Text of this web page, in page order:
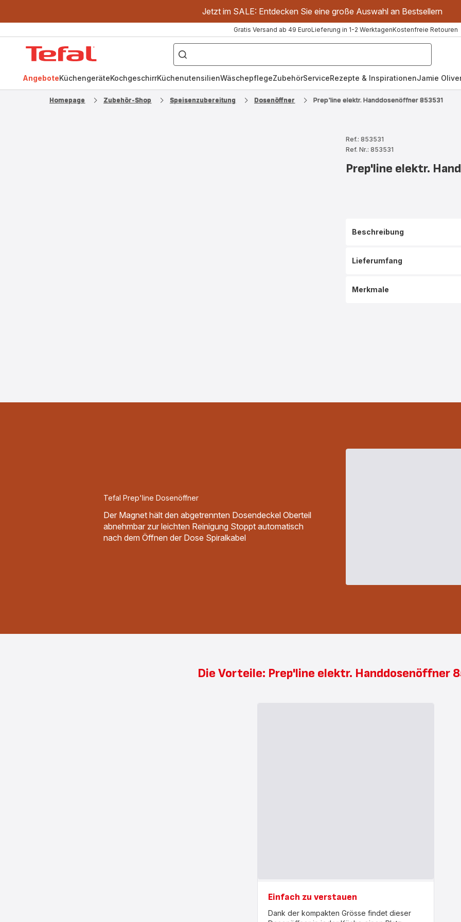
Jetzt im SALE: Entdecken Sie eine große Auswahl an Bestsellern
Gratis Versand ab 49 EuroLieferung in 1-2 WerktagenKostenfreie Retouren
["OptiGrill","Easy
Fry","Pfanne"]
AngeboteKüchengeräteKochgeschirrKüchenutensilienWäschepflegeZubehörServiceRezepte & InspirationenJamie
Homepage Zubehör-Shop Speisenzubereitung Dosenöffner Prep'line elektr. Handdosenöffner 853531
Ref.: 853531
Ref. Nr.: 853531
Prep'line elektr.
Beschreibung
Lieferumfang
Merkmale
Tefal Prep'line Dosenöffner
Der Magnet hält den abgetrennten Dosendeckel Oberteil
abnehmbar zur leichten Reinigung Stoppt automatisch
nach dem Öffnen der Dose Spiralkabel
Die Vorteile: Prep'line elektr. Handdosenöffner
Einfach zu verstauen
Dank der kompakten Grösse findet dieser